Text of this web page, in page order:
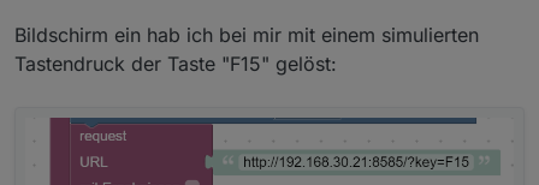
möchte das ganze dann auch in Blockly umsetzen..
Danke
Bildschirm ein hab ich bei mir mit einem simulierten
Tastendruck der Taste "F15" gelöst: